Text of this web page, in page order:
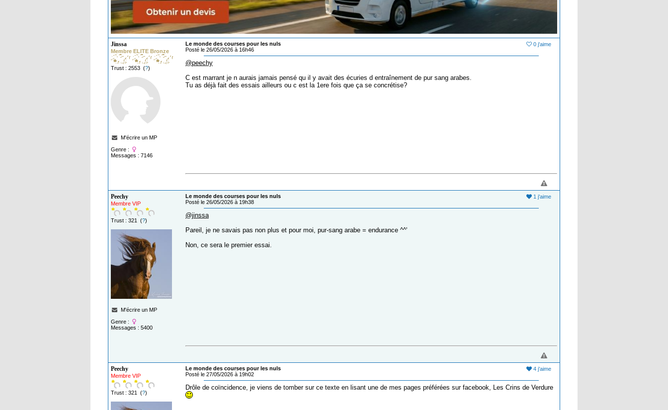
Jinssa
Membre ELITE Bronze
Trust : 2553 (?)
M'écrire un MP
Genre :
Messages : 7146
0 j'aime
Le monde des courses pour les nuls
Posté le 26/05/2026 à 16h46
@peechy
C est marrant je n aurais jamais pensé qu il y avait des écuries d entraînement de pur sang arabes.
Tu as déjà fait des essais ailleurs ou c est la 1ere fois que ça se concrétise?
Peechy
Membre VIP
Trust : 321 (?)
M'écrire un MP
Genre :
Messages : 5400
1 j'aime
Le monde des courses pour les nuls
Posté le 26/05/2026 à 19h38
@jinssa
Pareil, je ne savais pas non plus et pour moi, pur-sang arabe = endurance ^^'
Non, ce sera le premier essai.
Peechy
Membre VIP
Trust : 321 (?)
4 j'aime
Le monde des courses pour les nuls
Posté le 27/05/2026 à 19h02
Drôle de coïncidence, je viens de tomber sur ce texte en lisant une de mes pages préférées sur facebook, Les Crins de Verdure